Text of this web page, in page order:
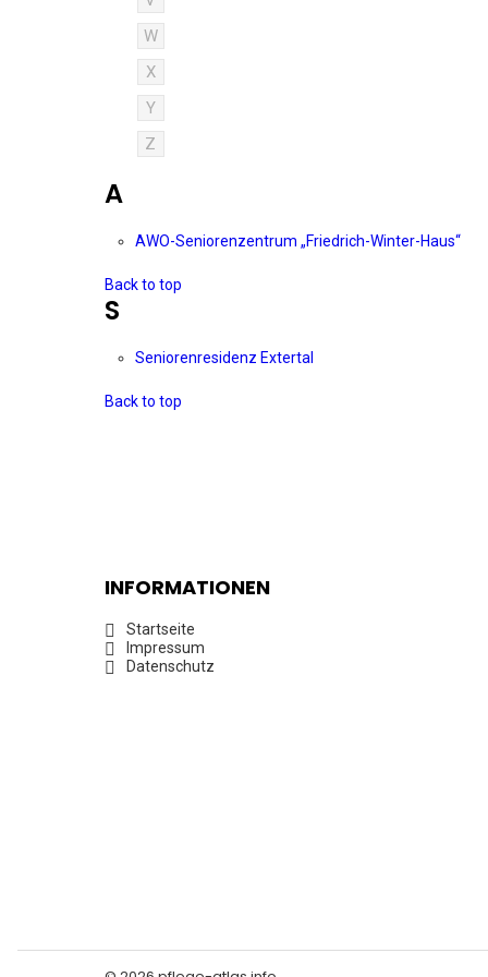
W
X
Y
Z
A
AWO-Seniorenzentrum „Friedrich-Winter-Haus“
Back to top
S
Seniorenresidenz Extertal
Back to top
INFORMATIONEN
Startseite
Impressum
Datenschutz